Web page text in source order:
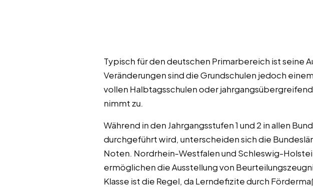
Typisch für den deutschen Primarbereich ist seine
Veränderungen sind die Grundschulen jedoch
vollen Halbtagsschulen oder
nimmt zu.
Während in den Jahrgangsstufen 1 und 2 in allen
durchgeführt wird, unterscheiden sich die
Noten. Nordrhein-Westfalen und Schleswig-
ermöglichen die Ausstellung von
Klasse ist die Regel, da Lerndefizite durch